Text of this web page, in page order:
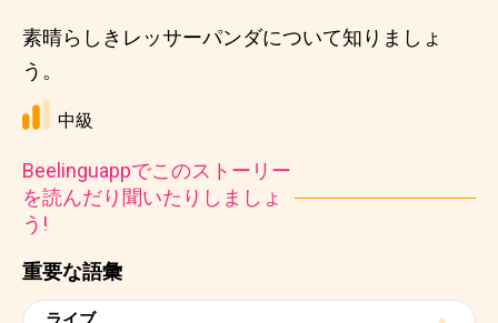
重要な語彙
素晴らしきレッサーパンダについて知りましょ
う。
中級
Beelinguappでこのストーリー
を読んだり聞いたりしましょ
う!